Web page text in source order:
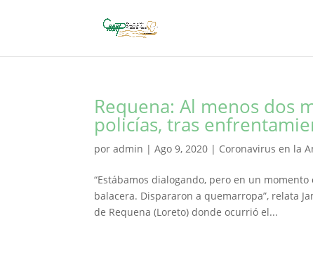
Requena: Al menos dos
policías, tras
poradmin |Ago 9, 2020 | Coronavirus en la
“Estábamos dialogando, pero en un
balacera. Dispararon a quemarropa”, relata
de Requena (Loreto) donde ocurrió el...